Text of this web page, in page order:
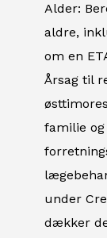
Alder:
aldre,
om en
Årsag til
familie
under
dækker